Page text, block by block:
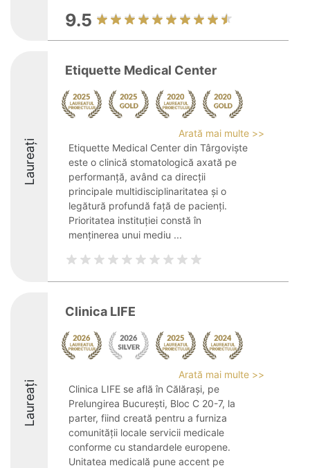
9.5
Laureați
Etiquette Medical Center
Arată mai multe >>
Etiquette Medical Center din Târgoviște
este o clinică stomatologică axată pe
performanță, având ca direcții
principale multidisciplinaritatea și o
legătură profundă față de pacienți.
Prioritatea instituției constă în
menținerea unui mediu ...
Laureați
Clinica LIFE
Arată mai multe >>
Clinica LIFE se află în Călărași, pe
Prelungirea București, Bloc C 20-7, la
parter, fiind creată pentru a furniza
comunității locale servicii medicale
conforme cu standardele europene.
Unitatea medicală pune accent pe